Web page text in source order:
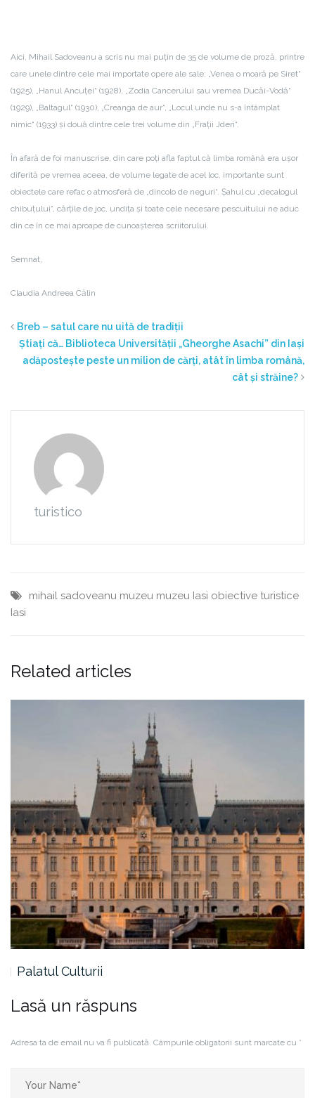
Aici, Mihail Sadoveanu a scris nu mai puţin de 35 de volume de proză, printre
care unele dintre cele mai importate opere ale sale: „Venea o moară pe Siret“
(1925), „Hanul Ancuţei“ (1928), „Zodia Cancerului sau vremea Ducăi-Vodă“
(1929), „Baltagul“ (1930), „Creanga de aur“, „Locul unde nu s-a întâmplat
nimic“ (1933) şi două dintre cele trei volume din „Fraţii Jderi“.
În afară de foi manuscrise, din care poți afla faptul că limba română era uşor
diferită pe vremea aceea, de volume legate de acel loc, importante sunt
obiectele care refac o atmosferă de „dincolo de neguri“. Şahul cu „decalogul
chibuţului“, cărţile de joc, undiţa şi toate cele necesare pescuitului ne aduc
din ce în ce mai aproape de cunoașterea scriitorului.
Semnat,
Claudia Andreea Călin
Breb – satul care nu uită de tradiții
Știați că… Biblioteca Universității „Gheorghe Asachi” din Iași
adăpostește peste un milion de cărți, atât în limba română,
cât și străine?
turistico
mihail sadoveanu muzeu muzeu Iasi obiective turistice
Iasi
Related articles
Palatul Culturii
Lasă un răspuns
Adresa ta de email nu va fi publicată. Câmpurile obligatorii sunt marcate cu *